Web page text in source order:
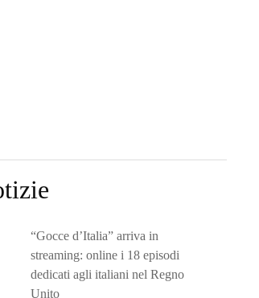
“Gocce d’Italia” arriva in
streaming: online i 18 episodi
dedicati agli italiani nel Regno
Unito